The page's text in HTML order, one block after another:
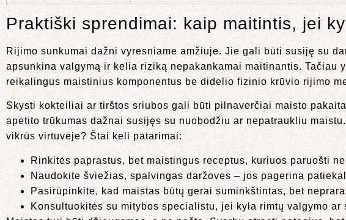
Praktiški sprendimai: kaip maitintis, jei
Rijimo sunkumai dažni vyresniame amžiuje. Jie gali būti susiję su
apsunkina valgymą ir kelia riziką nepakankamai maitinantis.
reikalingus maistinius komponentus be didelio fizinio krūvio rijimo
Skysti kokteiliai ar tirštos sriubos gali būti pilnaverčiai maisto
apetito trūkumas dažnai susijęs su nuobodžiu ar nepatraukliu
vikrūs virtuvėje? Štai keli patarimai:
Rinkitės paprastus, bet maistingus receptus, kuriuos paruošti
Naudokite šviežias, spalvingas daržoves – jos pagerina
Pasirūpinkite, kad maistas būtų gerai suminkštintas, bet
Konsultuokitės su mitybos specialistu, jei kyla rimtų valgymo ar